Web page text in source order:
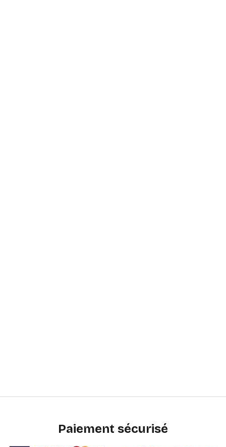
Paiement sécurisé